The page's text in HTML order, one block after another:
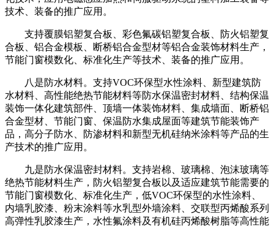
技术、装备的推广应用。
支持覆膜铝塑复合板、彩色氟碳铝塑复合板、防火铝塑复
合板、铝合金模板、断桥铝合金型材等铝合金装饰材料生产，
节能门窗模数化、标准化生产等技术、装备的推广应用。
八是防水材料。支持VOC环保型水性涂料、新型建筑防
水材料、高性能绝热节能材料等防水保温密封材料、结构保温
装饰一体化建筑部件、顶墙一体装饰材料、集成墙面、断桥铝
合金型材、节能门窗、保温防水集成屋面等建筑节能装饰产
品，高分子防水、防渗材料和新型无机硅纳米涂料等产品的生
产技术的推广应用。
九是防水保温密封材料。支持岩棉、玻璃棉、泡沫玻璃等
绝热节能材料生产，防火铝塑复合板以及适应建筑节能需要的
节能门窗模数化、标准化生产，低VOC环保型的水性涂料、
内墙乳胶漆、粉末涂料等水乳型外墙涂料、交联型丙烯酸系列
高弹性乳胶漆生产，水性氟涂料及有机硅丙烯酸树脂等高性能